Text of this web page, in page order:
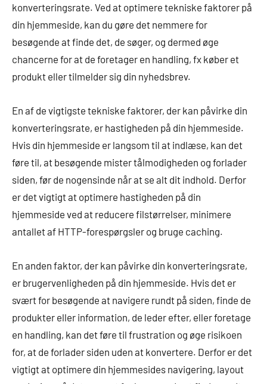
konverteringsrate. Ved at optimere tekniske faktorer på
din hjemmeside, kan du gøre det nemmere for
besøgende at finde det, de søger, og dermed øge
chancerne for at de foretager en handling, fx køber et
produkt eller tilmelder sig din nyhedsbrev.
En af de vigtigste tekniske faktorer, der kan påvirke din
konverteringsrate, er hastigheden på din hjemmeside.
Hvis din hjemmeside er langsom til at indlæse, kan det
føre til, at besøgende mister tålmodigheden og forlader
siden, før de nogensinde når at se alt dit indhold. Derfor
er det vigtigt at optimere hastigheden på din
hjemmeside ved at reducere filstørrelser, minimere
antallet af HTTP-forespørgsler og bruge caching.
En anden faktor, der kan påvirke din konverteringsrate,
er brugervenligheden på din hjemmeside. Hvis det er
svært for besøgende at navigere rundt på siden, finde de
produkter eller information, de leder efter, eller foretage
en handling, kan det føre til frustration og øge risikoen
for, at de forlader siden uden at konvertere. Derfor er det
vigtigt at optimere din hjemmesides navigering, layout